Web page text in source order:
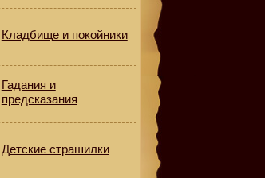
Кладбище и покойники
Гадания и
предсказания
Детские страшилки